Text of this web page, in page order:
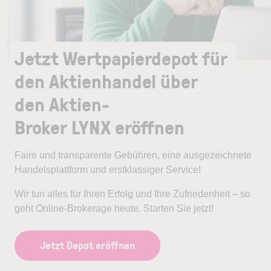
Jetzt Wertpapierdepot für
den Aktienhandel über
den Aktien-
Broker LYNX eröffnen
Faire und transparente Gebühren, eine ausgezeichnete
Handelsplattform und erstklassiger Service!
Wir tun alles für Ihren Erfolg und Ihre Zufriedenheit – so
geht Online-Brokerage heute. Starten Sie jetzt!
Jetzt Depot eröffnen